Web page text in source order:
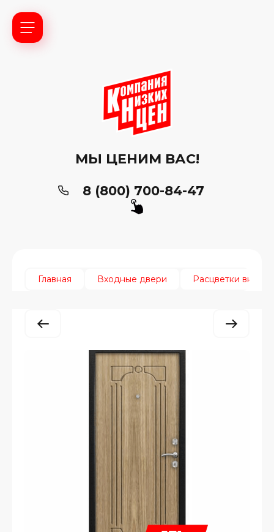
МЫ ЦЕНИМ ВАС!
8 (800) 700-84-47
Главная Входные двери Расцветки внутри